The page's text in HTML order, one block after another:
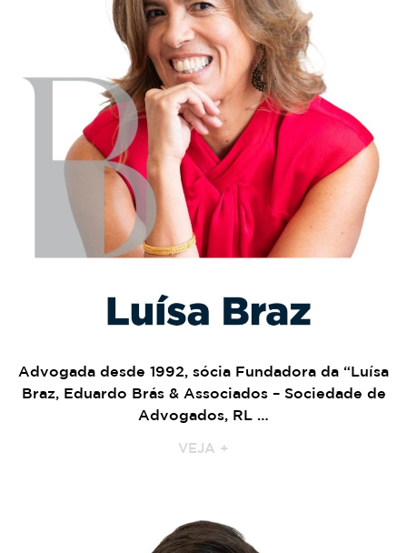
Advogada desde 1992, sócia Fundadora da “Luísa
Braz, Eduardo Brás & Associados – Sociedade de
Advogados, RL …
VEJA +